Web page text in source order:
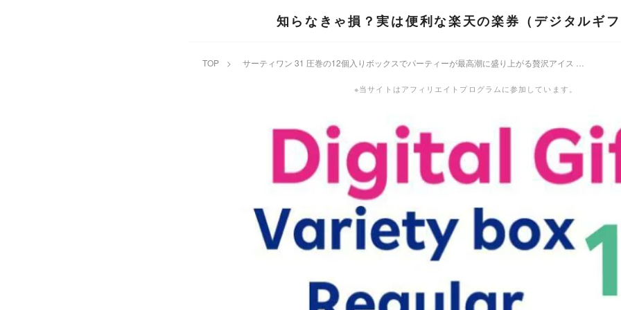
知らなきゃ損？実は便利な楽天の楽券（デジタルギ
TOP >
※当サイトはアフィリエイトプログラムに参加しています。